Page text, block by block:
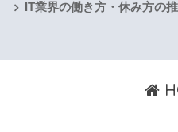
IT業界の働き方・休み方の